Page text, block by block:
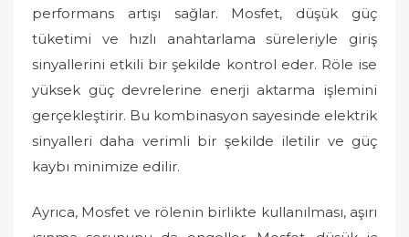
performans artışı sağlar. Mosfet, düşük güç
tüketimi ve hızlı anahtarlama süreleriyle giriş
sinyallerini etkili bir şekilde kontrol eder. Röle ise
yüksek güç devrelerine enerji aktarma işlemini
gerçekleştirir. Bu kombinasyon sayesinde elektrik
sinyalleri daha verimli bir şekilde iletilir ve güç
kaybı minimize edilir.
Ayrıca, Mosfet ve rölenin birlikte kullanılması, aşırı